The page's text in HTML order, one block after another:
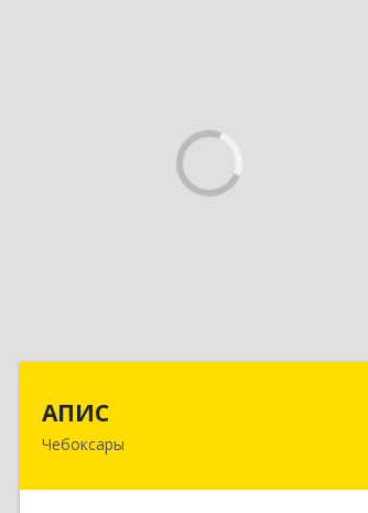
АПИС
Чебоксары428001, Чувашская Республика -